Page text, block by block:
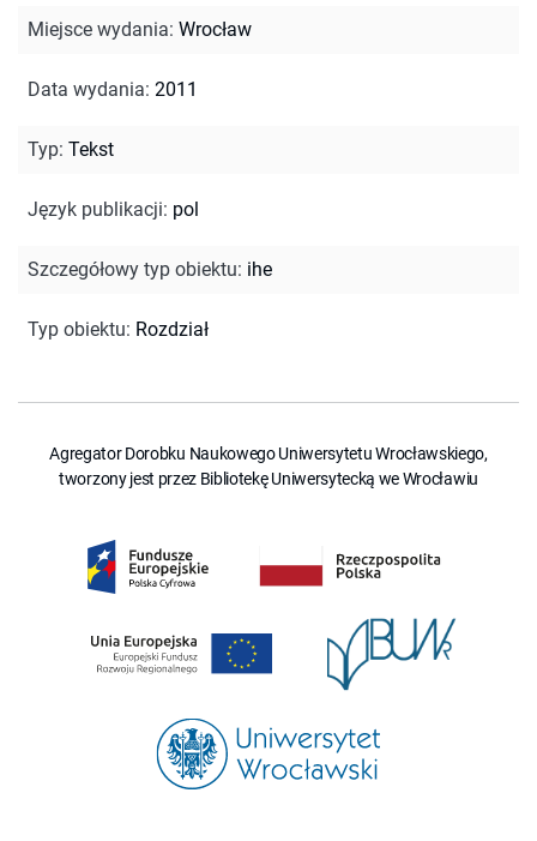
Miejsce wydania: Wrocław
Data wydania: 2011
Typ: Tekst
Język publikacji: pol
Szczegółowy typ obiektu: ihe
Typ obiektu: Rozdział
Agregator Dorobku Naukowego Uniwersytetu Wrocławskiego,
tworzony jest przez Bibliotekę Uniwersytecką we Wrocławiu